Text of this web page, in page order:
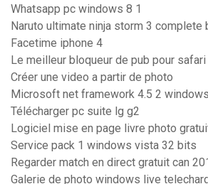
Whatsapp pc windows 8 1
Naruto ultimate ninja storm 3 complete
Facetime iphone 4
Le meilleur bloqueur de pub pour safari
Créer une video a partir de photo
Microsoft net framework 4.5 2
Télécharger pc suite lg g2
Logiciel mise en page livre photo
Service pack 1 windows vista 32 bits
Regarder match en direct gratuit can
Galerie de photo windows live